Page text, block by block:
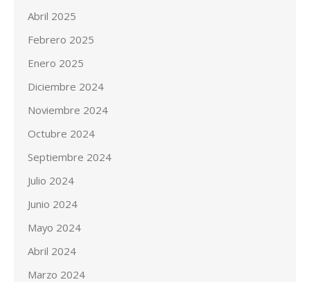
Abril 2025
Febrero 2025
Enero 2025
Diciembre 2024
Noviembre 2024
Octubre 2024
Septiembre 2024
Julio 2024
Junio 2024
Mayo 2024
Abril 2024
Marzo 2024